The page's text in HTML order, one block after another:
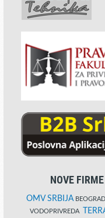
NOVE
OMV SRBIJABEOGRAD
VODOPRIVREDA